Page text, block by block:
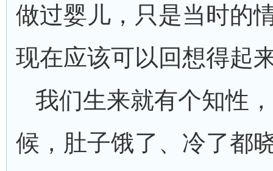
做过婴儿，只是当时的
现在应该可以回想得起
我们生来就有个知性
候，肚子饿了、冷了都